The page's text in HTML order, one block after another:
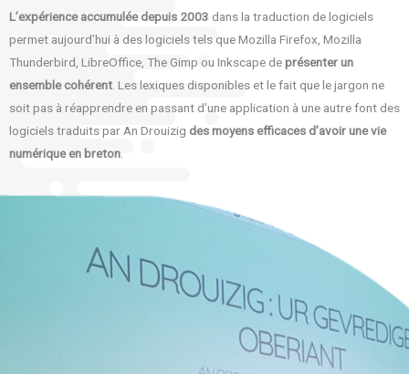
L’expérience accumulée depuis 2003 dans la traduction de logiciels
permet aujourd’hui à des logiciels tels que Mozilla Firefox, Mozilla
Thunderbird, LibreOffice, The Gimp ou Inkscape deprésenter un
ensemble cohérent . Les lexiques disponibles et le fait que le jargon ne
soit pas à réapprendre en passant d’une application à une autre font des
logiciels traduits par An Drouizig des moyens efficaces d’avoir une vie
numérique en breton